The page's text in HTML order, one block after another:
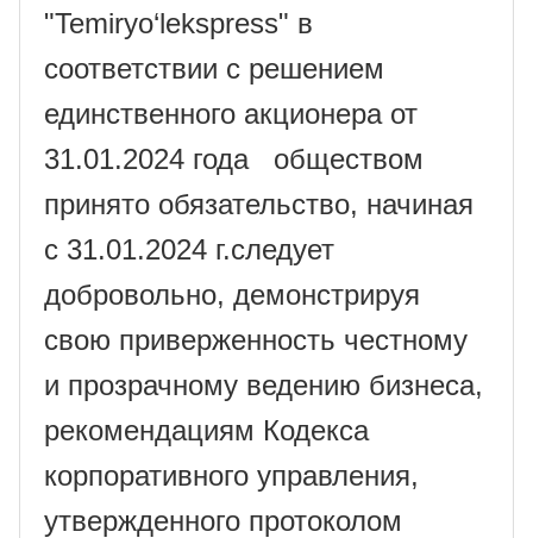
"Temiryo‘lekspress" в
соответствии с решением
единственного акционера от
31.01.2024 года
обществом
принято обязательство, начиная
с 31.01.2024 г.следует
добровольно, демонстрируя
свою приверженность честному
и прозрачному ведению бизнеса,
рекомендациям Кодекса
корпоративного управления,
утвержденного протоколом